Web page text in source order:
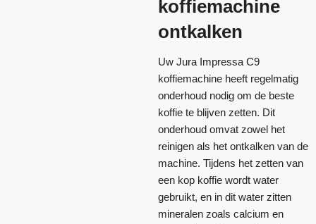
koffiemachine
ontkalken
Uw Jura Impressa C9
koffiemachine heeft regelmatig
onderhoud nodig om de beste
koffie te blijven zetten. Dit
onderhoud omvat zowel het
reinigen als het ontkalken van de
machine. Tijdens het zetten van
een kop koffie wordt water
gebruikt, en in dit water zitten
mineralen zoals calcium en